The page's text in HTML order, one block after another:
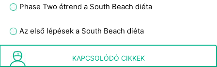
Phase Two étrend a South Beach diéta
Az első lépések a South Beach diéta
Ehetsz rákot szoptatás közben?
KAPCSOLÓDÓ CIKKEK